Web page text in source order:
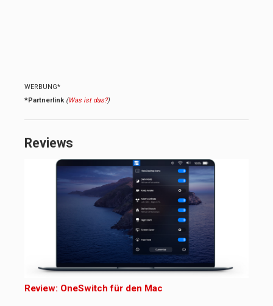
WERBUNG*
*Partnerlink (Was ist das?)
Reviews
Review: OneSwitch für den Mac